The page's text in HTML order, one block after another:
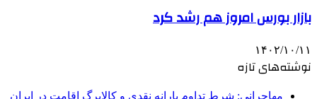
بازار بورس امروز هم رشد کرد
۱۴۰۲/۱۰/۱۱
نوشته‌های تازه
مهاجرانی: شرط تداوم یارانه نقدی و کالابرگ اقامت در ایران